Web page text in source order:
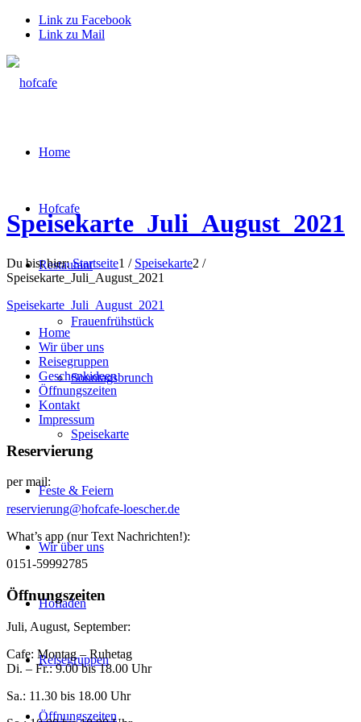
Link zu Facebook
Link zu Mail
Home
Hofcafe
Restaurant
Frauenfrühstück
Sonntagsbrunch
Speisekarte
Feste & Feiern
Wir über uns
Hofladen
Reisegruppen
Öffnungszeiten
Speisekarte_Juli_August_2021
Du bist hier: Startseite1 / Speisekarte2 /
Speisekarte_Juli_August_2021
Speisekarte_Juli_August_2021
Home
Wir über uns
Reisegruppen
Geschenkideen
Öffnungszeiten
Kontakt
Impressum
Reservierung
per mail:
reservierung@hofcafe-loescher.de
What’s app (nur Text Nachrichten!):
0151-59992785
Öffnungszeiten
Juli, August, September:
Cafe: Montag – Ruhetag
Di. – Fr.: 9.00 bis 18.00 Uhr
Sa.: 11.30 bis 18.00 Uhr